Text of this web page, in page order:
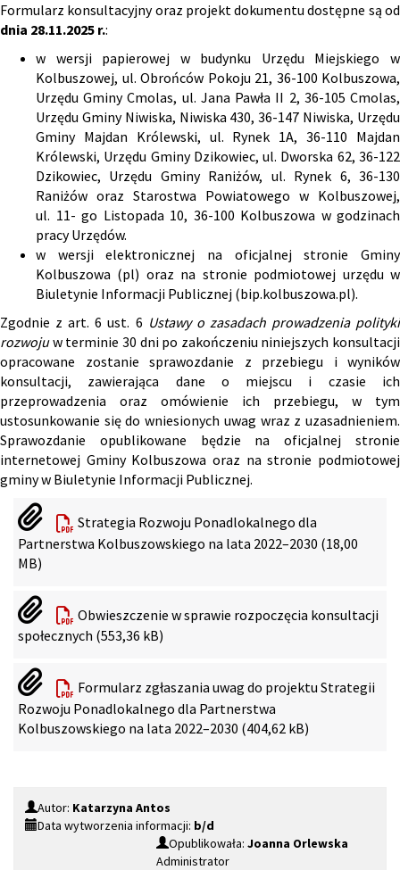
Formularz konsultacyjny oraz projekt dokumentu dostępne są od
dnia 28.11.2025 r.:
w wersji papierowej w budynku Urzędu Miejskiego w
Kolbuszowej, ul. Obrońców Pokoju 21, 36-100 Kolbuszowa,
Urzędu Gminy Cmolas, ul. Jana Pawła II 2, 36-105 Cmolas,
Urzędu Gminy Niwiska, Niwiska 430, 36-147 Niwiska, Urzędu
Gminy Majdan Królewski, ul. Rynek 1A, 36-110 Majdan
Królewski, Urzędu Gminy Dzikowiec, ul. Dworska 62, 36-122
Dzikowiec, Urzędu Gminy Raniżów, ul. Rynek 6, 36-130
Raniżów oraz Starostwa Powiatowego w Kolbuszowej,
ul. 11- go Listopada 10, 36-100 Kolbuszowa w godzinach
pracy Urzędów.
w wersji elektronicznej na oficjalnej stronie Gminy
Kolbuszowa (pl) oraz na stronie podmiotowej urzędu w
Biuletynie Informacji Publicznej (bip.kolbuszowa.pl).
Zgodnie z art. 6 ust. 6 Ustawy o zasadach prowadzenia polityki
rozwojuw terminie 30 dni po zakończeniu niniejszych konsultacji
opracowane zostanie sprawozdanie z przebiegu i wyników
konsultacji, zawierająca dane o miejscu i czasie ich
przeprowadzenia oraz omówienie ich przebiegu, w tym
ustosunkowanie się do wniesionych uwag wraz z uzasadnieniem.
Sprawozdanie opublikowane będzie na oficjalnej stronie
internetowej Gminy Kolbuszowa oraz na stronie podmiotowej
gminy w Biuletynie Informacji Publicznej.
Strategia Rozwoju Ponadlokalnego dla
Partnerstwa Kolbuszowskiego na lata 2022–2030 (18,00
MB)
Obwieszczenie w sprawie rozpoczęcia konsultacji
społecznych (553,36 kB)
Formularz zgłaszania uwag do projektu Strategii
Rozwoju Ponadlokalnego dla Partnerstwa
Kolbuszowskiego na lata 2022–2030 (404,62 kB)
Autor: Katarzyna Antos
Data wytworzenia informacji: b/d
Opublikowała: Joanna Orlewska
Administrator